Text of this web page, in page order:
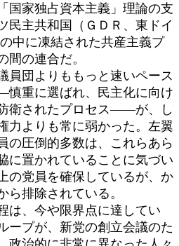
家独占資本主義」理論の支
民主共和国（ＧＤＲ、東ドイ
中に凍結された共産主義プ
間の連合だ。
団よりももっと速いペース
重に選ばれ、民主化に向け
衛されたプロセス――が、し
力よりも常に弱かった。左翼
の圧倒的多数は、これらあら
に置かれていることに気づい
の党員を確保しているが、か
ら排除されている。
は、今や限界点に達してい
ープが、新党の創立会議のた